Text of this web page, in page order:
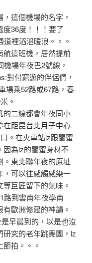
這個機場的名字，
36度！！！要了
裡滔滔暖浪。。。
航這班機，居然提前
場年夜巴2號線，
對付窮遊的伴侶們，
場乘52路或67路，春
。
二線都會年夜同小
在距昆台北月子中心
。在火車站lz跟閨蜜
因為lz的閨蜜身材不
。東北聯年夜的原址
，可以往感觸感染一
巨匠留下的氣味。
到雲南年夜學南
歐洲修建的神韻。
早晨到的，以是也沒
究的老年跳舞團，lz
拍。。。